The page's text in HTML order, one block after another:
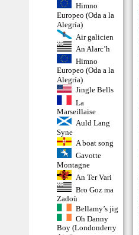
Himno
Europeo (Oda a la
Alegría)
Air galicien
An Alarc’h
Himno
Europeo (Oda a la
Alegría)
Jingle Bells
La
Marseillaise
Auld Lang
Syne
A boat song
Gavotte
Montagne
An Ter Vari
Bro Goz ma
Zadoù
Bellamy’s jig
Oh Danny
Boy (Londonderry